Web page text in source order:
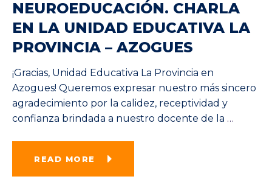
NEUROEDUCACIÓN. CHARLA
EN LA UNIDAD EDUCATIVA LA
PROVINCIA – AZOGUES
¡Gracias, Unidad Educativa La Provincia en
Azogues! Queremos expresar nuestro más sincero
agradecimiento por la calidez, receptividad y
confianza brindada a nuestro docente de la …
READ MORE